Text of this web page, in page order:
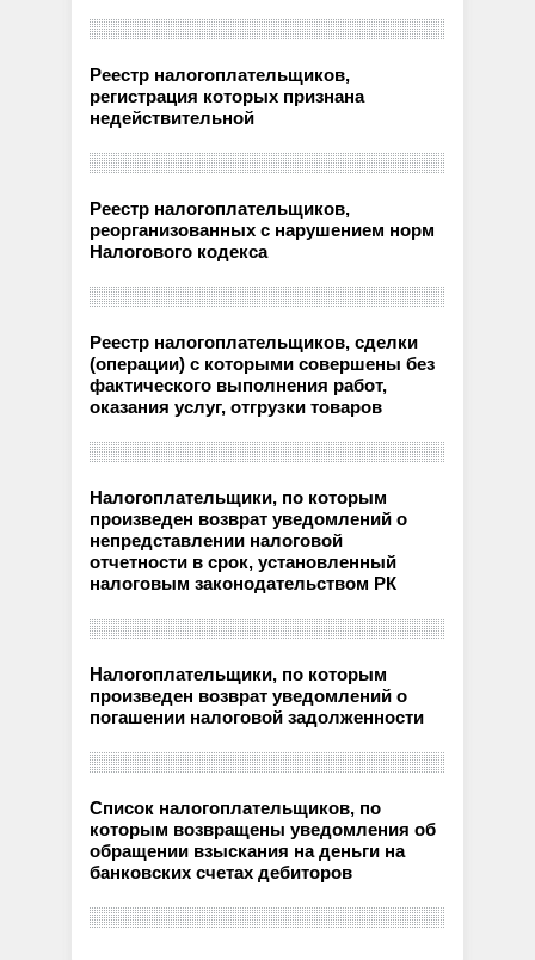
Реестр налогоплательщиков,
регистрация которых признана
недействительной
Реестр налогоплательщиков,
реорганизованных с нарушением норм
Налогового кодекса
Реестр налогоплательщиков, сделки
(операции) с которыми совершены без
фактического выполнения работ,
оказания услуг, отгрузки товаров
Налогоплательщики, по которым
произведен возврат уведомлений о
непредставлении налоговой
отчетности в срок, установленный
налоговым законодательством РК
Налогоплательщики, по которым
произведен возврат уведомлений о
погашении налоговой задолженности
Список налогоплательщиков, по
которым возвращены уведомления об
обращении взыскания на деньги на
банковских счетах дебиторов